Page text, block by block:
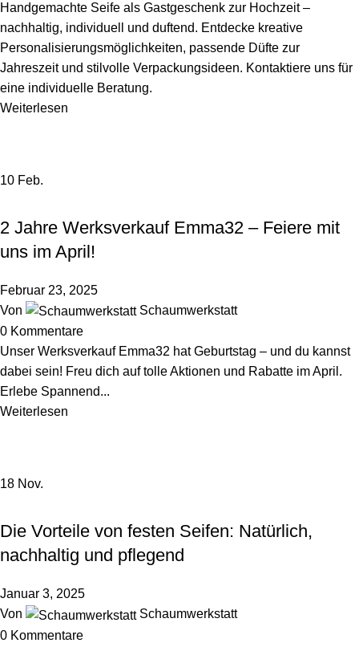
Handgemachte Seife als Gastgeschenk zur Hochzeit –
nachhaltig, individuell und duftend. Entdecke kreative
Personalisierungsmöglichkeiten, passende Düfte zur
Jahreszeit und stilvolle Verpackungsideen. Kontaktiere uns für
eine individuelle Beratung.
Weiterlesen
10 Feb.
2 Jahre Werksverkauf Emma32 – Feiere mit
uns im April!
Februar 23, 2025
Von
Schaumwerkstatt
0 Kommentare
Unser Werksverkauf Emma32 hat Geburtstag – und du kannst
dabei sein! Freu dich auf tolle Aktionen und Rabatte im April.
Erlebe Spannend...
Weiterlesen
18 Nov.
Die Vorteile von festen Seifen: Natürlich,
nachhaltig und pflegend
Januar 3, 2025
Von
Schaumwerkstatt
0 Kommentare